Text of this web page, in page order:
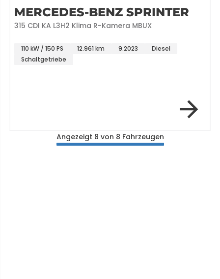
MERCEDES-BENZ SPRINTER
315 CDI KA L3H2 Klima R-Kamera MBUX
110 kW / 150 PS 12.961 km 9.2023
Diesel
Schaltgetriebe
Angezeigt 8 von 8 Fahrzeugen